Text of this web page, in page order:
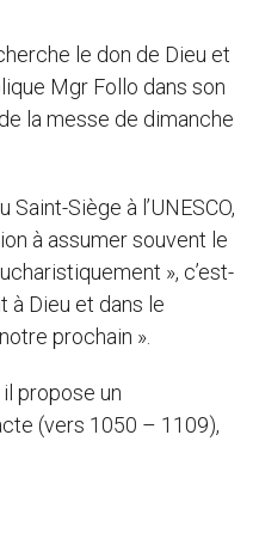
le don de Dieu et
Mgr Follo dans son
la messe de dimanche
Siège à l’UNESCO,
à assumer souvent le
», c’est-
à Dieu et dans le
prochain ».
propose un
(vers 1050 – 1109),